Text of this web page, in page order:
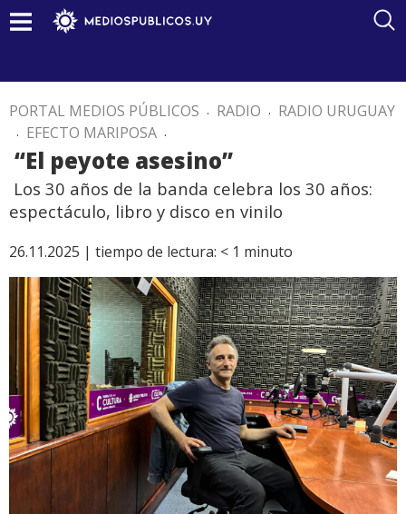
PORTAL MEDIOS PÚBLICOS . RADIO . RADIO URUGUAY
. EFECTO MARIPOSA .
“El peyote asesino”
Los 30 años de la banda celebra los 30 años:
espectáculo, libro y disco en vinilo
26.11.2025 | tiempo de lectura: < 1 minuto